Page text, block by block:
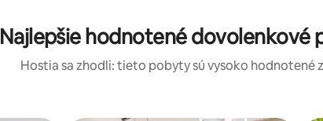
Najlepšie hodnotené dovolenkové
Hostia sa zhodli: tieto pobyty sú vysoko hodnotené